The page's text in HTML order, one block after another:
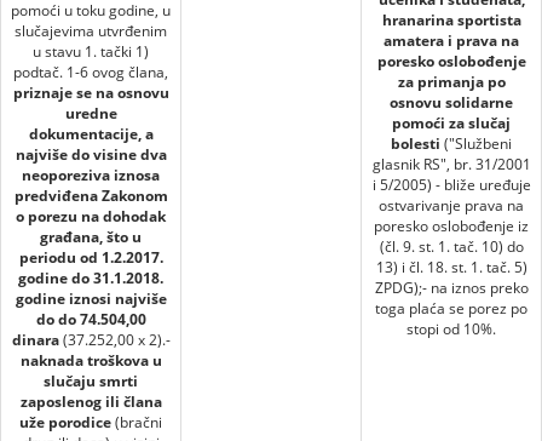
hranarina sportista
amatera i prava na
poresko oslobođenje
za primanja po
osnovu solidarne
pomoći za slučaj
bolesti ("Službeni
glasnik RS", br. 31/2001
i 5/2005) - bliže uređuje
ostvarivanje prava na
poresko oslobođenje iz
(čl. 9. st. 1. tač. 10) do
13) i čl. 18. st. 1. tač. 5)
ZPDG);- na iznos preko
toga plaća se porez po
stopi od 10%.
pomoći u toku godine, u
slučajevima utvrđenim
u stavu 1. tački 1)
podtač. 1-6 ovog člana,
priznaje se na osnovu
uredne
dokumentacije, a
najviše do visine dva
neoporeziva iznosa
predviđena Zakonom
o porezu na dohodak
građana, što u
periodu od 1.2.2017.
godine do 31.1.2018.
godine iznosi najviše
do do 74.504,00
dinara(37.252,00 x 2).-
naknada troškova u
slučaju smrti
zaposlenog ili člana
uže porodice(bračni